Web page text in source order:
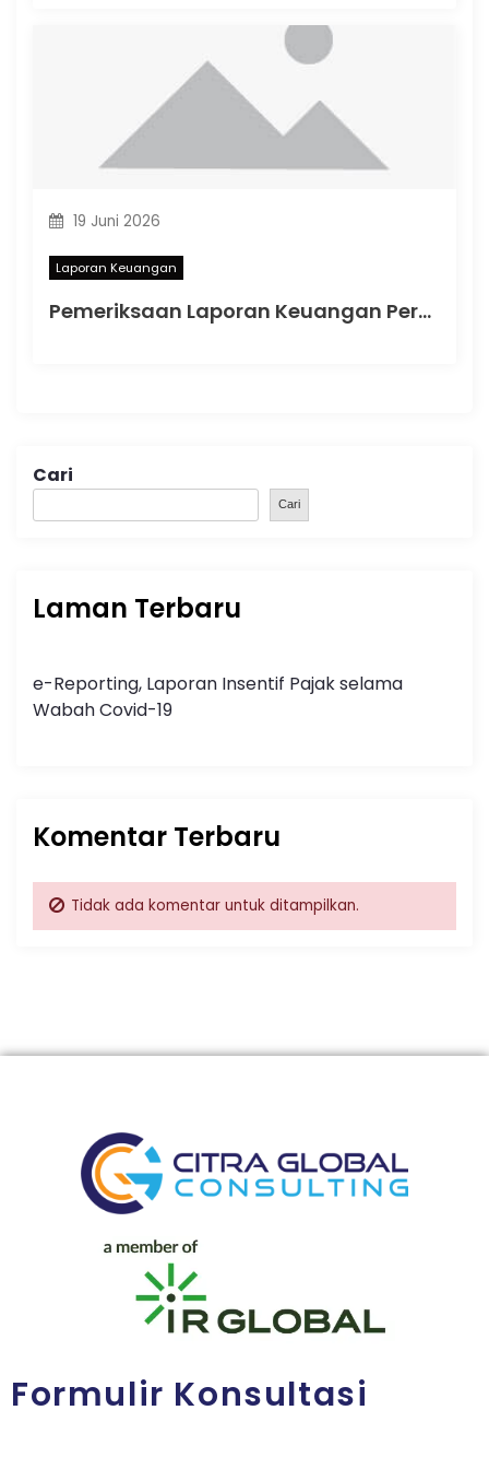
19 Juni 2026
Laporan Keuangan
Pemeriksaan Laporan Keuangan Perusahaan: Langkah Strategis Menjaga Transparansi dan Keamanan Bisnis di Indonesia
Cari
Cari
Laman Terbaru
e-Reporting, Laporan Insentif Pajak selama
Wabah Covid-19
Komentar Terbaru
Tidak ada komentar untuk ditampilkan.
Formulir Konsultasi